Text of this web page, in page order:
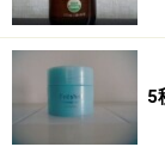
5